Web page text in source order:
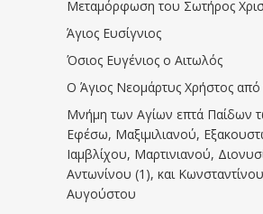
Μεταμόρφωση του Σωτήρος
Άγιος Ευσίγνιος
Όσιος Ευγένιος ο Αιτωλός
Ο Άγιος Νεομάρτυς Χρήστος
Μνήμη των Aγίων επτά Παίδων
Eφέσω, Mαξιμιλιανού,
Iαμβλίχου, Mαρτινιανού,
Aντωνίνου (1), και
Αυγούστου